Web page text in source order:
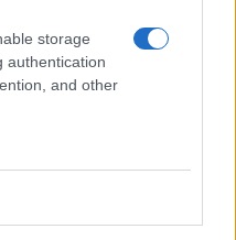
storage
authentication
and other
e segnali per
per neve estrema